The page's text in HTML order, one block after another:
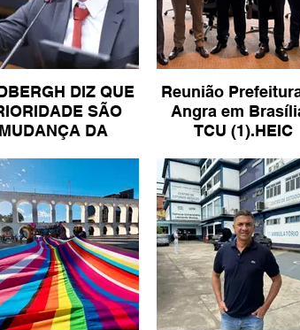
DIZ QUE
SÃO
DA
DE IR
Reunião
Angra em
TCU (1).HEIC